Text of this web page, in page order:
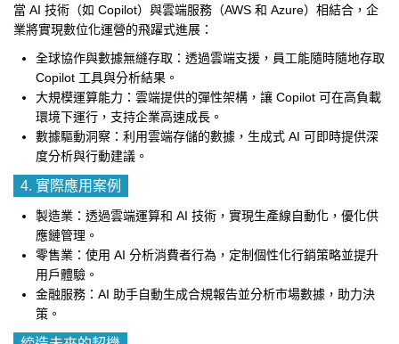
當 AI 技術（如 Copilot）與雲端服務（AWS 和 Azure）相結合，企
業將實現數位化運營的飛躍式進展：
全球協作與數據無縫存取：透過雲端支援，員工能隨時隨地存取
Copilot 工具與分析結果。
大規模運算能力：雲端提供的彈性架構，讓 Copilot 可在高負載
環境下運行，支持企業高速成長。
數據驅動洞察：利用雲端存儲的數據，生成式 AI 可即時提供深
度分析與行動建議。
4. 實際應用案例
製造業：透過雲端運算和 AI 技術，實現生產線自動化，優化供
應鏈管理。
零售業：使用 AI 分析消費者行為，定制個性化行銷策略並提升
用戶體驗。
金融服務：AI 助手自動生成合規報告並分析市場數據，助力決
策。